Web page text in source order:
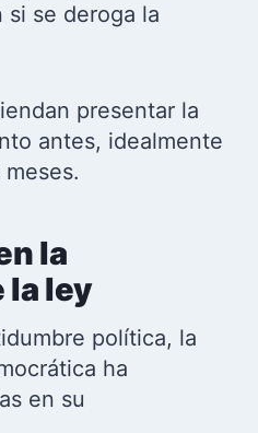
si se deroga la
presentar la
antes, idealmente
la
la ley
política, la
ha
en su